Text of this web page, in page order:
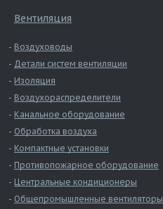
Вентиляция
Воздуховоды
Детали систем вентиляции
Изоляция
Воздухораспределители
Канальное оборудование
Обработка воздуха
Компактные установки
Противопожарное оборудование
Центральные кондиционеры
Общепромышленные вентиляторы